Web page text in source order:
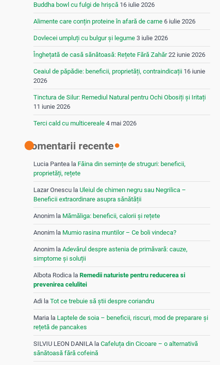
Buddha bowl cu fulgi de hrișcă 16 iulie 2026
Alimente care conțin proteine în afară de carne 6 iulie 2026
Dovlecei umpluți cu bulgur și legume 3 iulie 2026
Înghețată de casă sănătoasă: Rețete Fără Zahăr 22 iunie 2026
Ceaiul de păpădie: beneficii, proprietăți, contraindicații 16 iunie
2026
Tinctura de Silur: Remediul Natural pentru Ochi Obosiți și Iritați
11 iunie 2026
Terci cald cu multicereale 4 mai 2026
Comentarii recente
Lucia Pantea la Făina din semințe de struguri: beneficii,
proprietăți, rețete
Lazar Onescu la Uleiul de chimen negru sau Negrilica –
Beneficii extraordinare asupra sănătății
Anonim la Mămăliga: beneficii, calorii și rețete
Anonim la Mumio rasina muntilor – Ce boli vindeca?
Anonim la Adevărul despre astenia de primăvară: cauze,
simptome și soluții
Albota Rodica la Remedii naturiste pentru reducerea si
prevenirea celulitei
Adi la Tot ce trebuie să știi despre coriandru
Maria la Laptele de soia – beneficii, riscuri, mod de preparare și
rețetă de pancakes
SILVIU LEON DANILA la Cafeluța din Cicoare – o alternativă
sănătoasă fără cofeină